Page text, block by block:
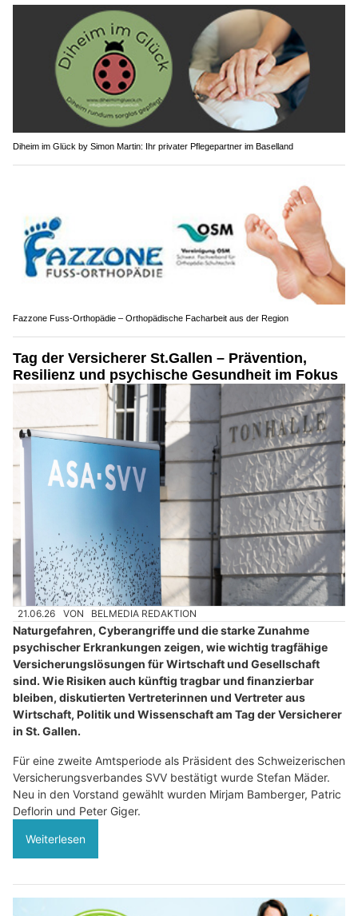
Diheim im Glück by Simon Martin: Ihr privater Pflegepartner im Baselland
Fazzone Fuss-Orthopädie – Orthopädische Facharbeit aus der Region
Tag der Versicherer St.Gallen – Prävention,
Resilienz und psychische Gesundheit im Fokus
21.06.26 VON BELMEDIA REDAKTION
Naturgefahren, Cyberangriffe und die starke Zunahme
psychischer Erkrankungen zeigen, wie wichtig tragfähige
Versicherungslösungen für Wirtschaft und Gesellschaft
sind. Wie Risiken auch künftig tragbar und finanzierbar
bleiben, diskutierten Vertreterinnen und Vertreter aus
Wirtschaft, Politik und Wissenschaft am Tag der Versicherer
in St. Gallen.
Für eine zweite Amtsperiode als Präsident des Schweizerischen
Versicherungsverbandes SVV bestätigt wurde Stefan Mäder.
Neu in den Vorstand gewählt wurden Mirjam Bamberger, Patric
Deflorin und Peter Giger.
Weiterlesen